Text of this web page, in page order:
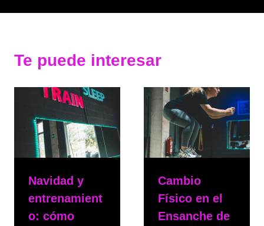
Te puede interesar
Navidad y
entrenamient
o: cómo
Cambio
Físico en el
Ensanche de